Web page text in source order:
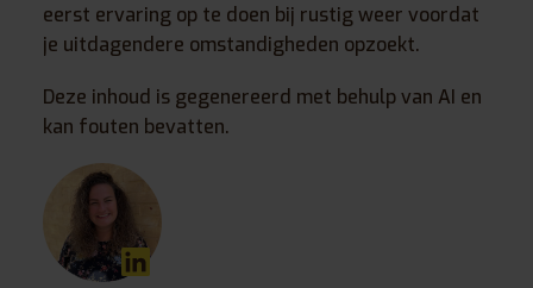
eerst ervaring op te doen bij rustig weer voordat
je uitdagendere omstandigheden opzoekt.
Deze inhoud is gegenereerd met behulp van AI en
kan fouten bevatten.